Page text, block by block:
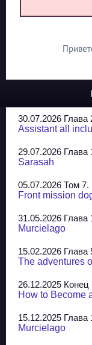
30.07.2026 Глава
Assistant all
29.07.2026 Глава
Sarasah
05.07.2026 Том 7.
Front mission
31.05.2026 Глава
Murcielago
15.02.2026 Глава
The adventures
26.12.2025 Конец
How to Become
15.12.2025 Глава
Murcielago